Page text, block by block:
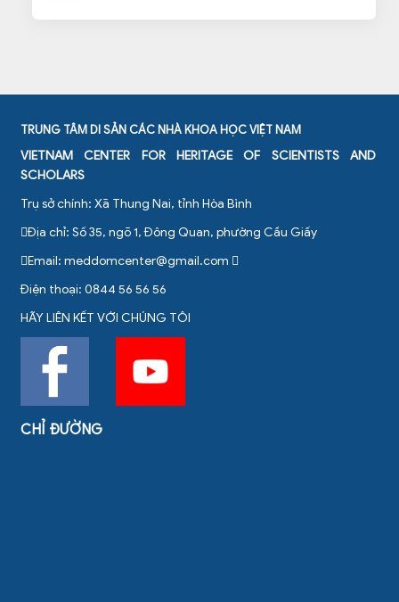
TRUNG TÂM DI SẢN CÁC NHÀ KHOA HỌC VIỆT NAM
VIETNAM CENTER FOR HERITAGE OF SCIENTISTS AND
SCHOLARS
Trụ sở chính: Xã Thung Nai, tỉnh Hòa Bình
Địa chỉ: Số 35, ngõ 1, Đông Quan, phường Cầu Giấy
Email: meddomcenter@gmail.com
Điện thoại: 0844 56 56 56
HÃY LIÊN KẾT VỚI CHÚNG TÔI
CHỈ ĐƯỜNG